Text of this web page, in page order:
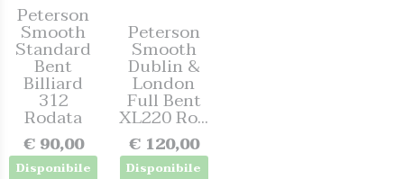
Peterson
Smooth
Standard
Bent
Billiard
312
Rodata
€ 90,00
Disponibile
Peterson
Smooth
Dublin &
London
Full Bent
XL220 Ro...
€ 120,00
Disponibile